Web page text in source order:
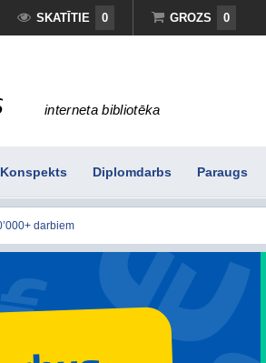
SKATĪTIE 0 GROZS 0
interneta bibliotēka
Konspekts Diplomdarbs Paraugs